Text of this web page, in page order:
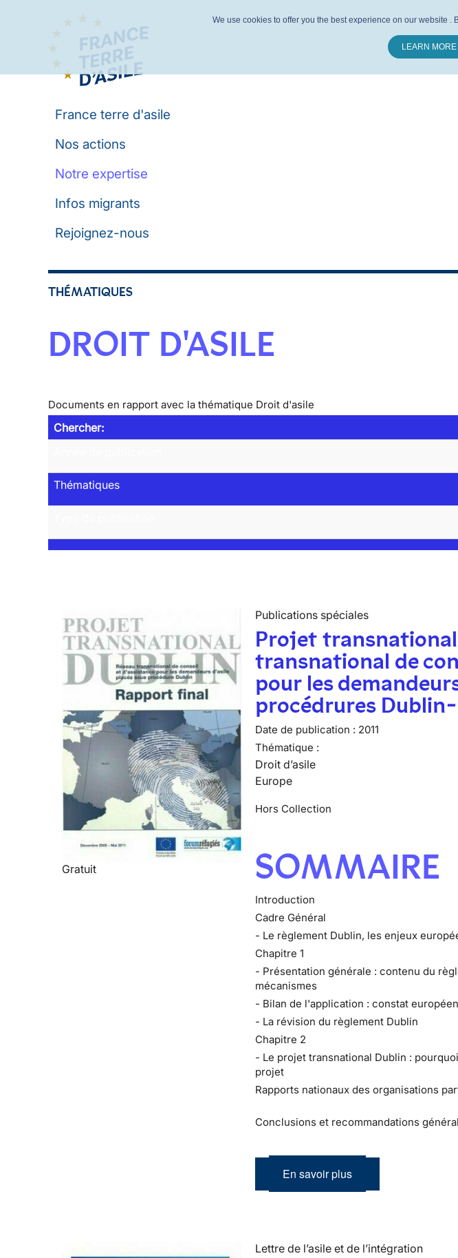
France terre d'asile
Nos actions
Notre expertise
Infos migrants
Rejoignez-nous
THÉMATIQUES
DROIT D'ASILE
Documents en rapport avec la thématique Droit d'asile
Chercher:
Thématiques
Gratuit
Publications spéciales
Projet
transnational de
pour les
procédrures
Date de publication : 2011
Thématique :
Droit d’asile
Europe
Hors Collection
SOMMAIRE
Introduction
Cadre Général
- Le règlement Dublin, les enjeux
Chapitre 1
- Présentation générale : contenu du
mécanismes
- Bilan de l'application : constat européen
- La révision du règlement Dublin
Chapitre 2
- Le projet transnational Dublin :
projet
Rapports nationaux des organisations
Conclusions et recommandations
En savoir plus
Lettre de l’asile et de l’intégration
We use cookies to offer you the best experience on our website
LEARN MORE